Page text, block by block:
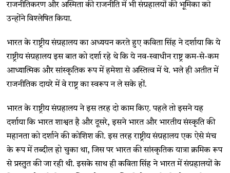
राजनीतिकरण और अस्मिता की राजनीति में भी संग्रहालयों की भूमिका को
उन्होंने विश्लेषित किया.
भारत के राष्ट्रीय संग्रहालय का अध्ययन करते हुए कविता सिंह ने दर्शाया कि ये
राष्ट्रीय संग्रहालय इस बात को दर्शा रहे थे कि ये नव-स्वाधीन राष्ट्र कम-से-कम
आध्यात्मिक और सांस्कृतिक रूप में हमेशा से अस्तित्व में थे. भले ही अतीत में
राजनीतिक दायरे में वे राष्ट्र का स्वरूप न ले सके हों.
भारत के राष्ट्रीय संग्रहालय ने इस तरह दो काम किए. पहले तो इसने यह
दर्शाया कि भारत शाश्वत है और दूसरे, इसने भारत और भारतीय संस्कृति की
महानता को दर्शाने की कोशिश की. इस तरह राष्ट्रीय संग्रहालय एक ऐसे मंच
के रूप में तब्दील हो चुका था, जिस पर भारत की सांस्कृतिक यात्रा क्रमिक रूप
से प्रस्तुत की जा रही थी. इसके साथ ही कविता सिंह ने भारत में संग्रहालयों के